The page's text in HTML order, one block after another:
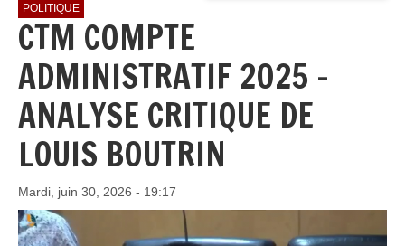
POLITIQUE
CTM COMPTE
ADMINISTRATIF 2025 -
ANALYSE CRITIQUE DE
LOUIS BOUTRIN
Mardi, juin 30, 2026 - 19:17